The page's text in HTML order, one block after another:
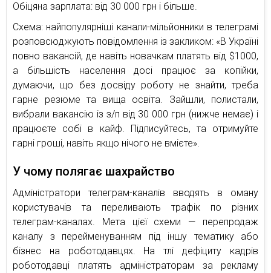
Обіцяна зарплата: від 30 000 грн і більше.
Схема: найпопулярніші канали-мільйонники в телеграмі
розповсюджують повідомлення із закликом: «В Україні
повно вакансій, де навіть новачкам платять від $1000,
а більшість населення досі працює за копійки,
думаючи, що без досвіду роботу не знайти, треба
гарне резюме та вища освіта. Зайшли, полистали,
вибрали вакансію із з/п від 30 000 грн (нижче немає) і
працюєте собі в кайф. Підписуйтесь, та отримуйте
гарні гроші, навіть якщо нічого не вмієте».
У чому полягає шахрайство
Адміністратори телеграм-каналів вводять в оману
користувачів та переливають трафік по різних
телеграм-каналах. Мета цієї схеми — перепродаж
каналу з перейменуванням під іншу тематику або
бізнес на роботодавцях. На тлі дефіциту кадрів
роботодавці платять адміністраторам за рекламу